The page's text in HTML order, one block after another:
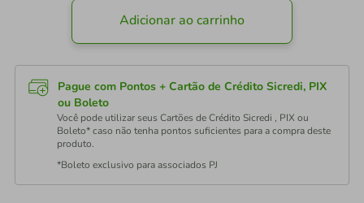
Adicionar ao carrinho
Pague com Pontos + Cartão de Crédito Sicredi, PIX
ou Boleto
Você pode utilizar seus Cartões de Crédito Sicredi , PIX ou
Boleto* caso não tenha pontos suficientes para a compra deste
produto.
*Boleto exclusivo para associados PJ